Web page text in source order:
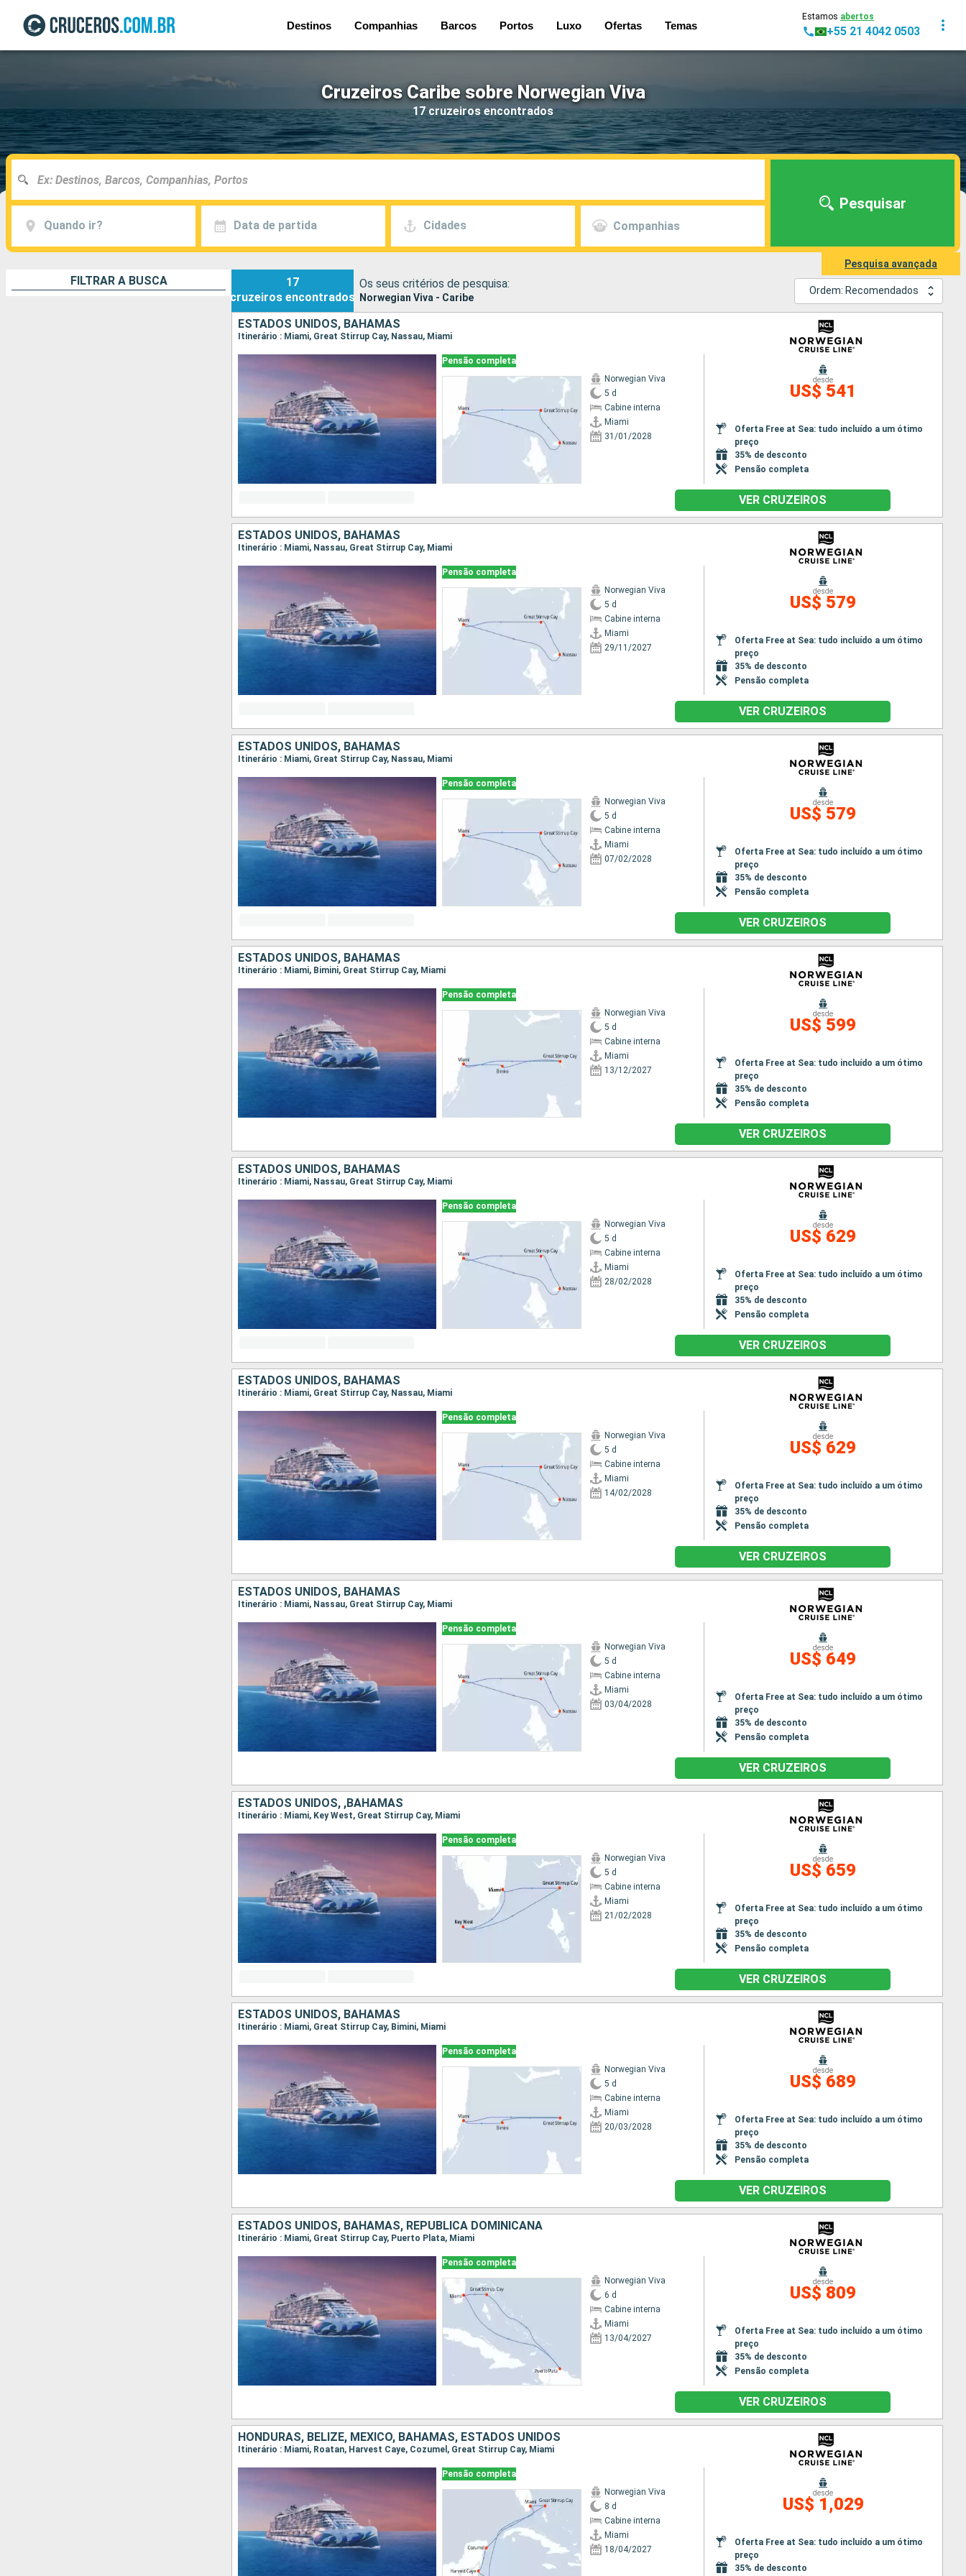
Destinos Companhias Barcos Portos Luxo Ofertas Temas
Estamos abertos
+55 21 4042 0503
Cruzeiros Caribe sobre Norwegian Viva
17 cruzeiros encontrados
Quando ir? Data de partida Cidades Companhias
Pesquisar
Pesquisa avançada
FILTRAR A BUSCA
17
cruzeiros encontrados
Os seus critérios de pesquisa:
Norwegian Viva - Caribe
Ordem: Recomendados
ESTADOS UNIDOS, BAHAMAS
Itinerário : Miami, Great Stirrup Cay, Nassau, Miami
Pensão completa
Norwegian Viva
5 d
Cabine interna
Miami
31/01/2028
desde
US$ 541
Oferta Free at Sea: tudo incluído a um ótimo
preço
35% de desconto
Pensão completa
VER CRUZEIROS
ESTADOS UNIDOS, BAHAMAS
Itinerário : Miami, Nassau, Great Stirrup Cay, Miami
Pensão completa
Norwegian Viva
5 d
Cabine interna
Miami
29/11/2027
desde
US$ 579
Oferta Free at Sea: tudo incluído a um ótimo
preço
35% de desconto
Pensão completa
VER CRUZEIROS
ESTADOS UNIDOS, BAHAMAS
Itinerário : Miami, Great Stirrup Cay, Nassau, Miami
Pensão completa
Norwegian Viva
5 d
Cabine interna
Miami
07/02/2028
desde
US$ 579
Oferta Free at Sea: tudo incluído a um ótimo
preço
35% de desconto
Pensão completa
VER CRUZEIROS
ESTADOS UNIDOS, BAHAMAS
Itinerário : Miami, Bimini, Great Stirrup Cay, Miami
Pensão completa
Norwegian Viva
5 d
Cabine interna
Miami
13/12/2027
desde
US$ 599
Oferta Free at Sea: tudo incluído a um ótimo
preço
35% de desconto
Pensão completa
VER CRUZEIROS
ESTADOS UNIDOS, BAHAMAS
Itinerário : Miami, Nassau, Great Stirrup Cay, Miami
Pensão completa
Norwegian Viva
5 d
Cabine interna
Miami
28/02/2028
desde
US$ 629
Oferta Free at Sea: tudo incluído a um ótimo
preço
35% de desconto
Pensão completa
VER CRUZEIROS
ESTADOS UNIDOS, BAHAMAS
Itinerário : Miami, Great Stirrup Cay, Nassau, Miami
Pensão completa
Norwegian Viva
5 d
Cabine interna
Miami
14/02/2028
desde
US$ 629
Oferta Free at Sea: tudo incluído a um ótimo
preço
35% de desconto
Pensão completa
VER CRUZEIROS
ESTADOS UNIDOS, BAHAMAS
Itinerário : Miami, Nassau, Great Stirrup Cay, Miami
Pensão completa
Norwegian Viva
5 d
Cabine interna
Miami
03/04/2028
desde
US$ 649
Oferta Free at Sea: tudo incluído a um ótimo
preço
35% de desconto
Pensão completa
VER CRUZEIROS
ESTADOS UNIDOS, ,BAHAMAS
Itinerário : Miami, Key West, Great Stirrup Cay, Miami
Pensão completa
Norwegian Viva
5 d
Cabine interna
Miami
21/02/2028
desde
US$ 659
Oferta Free at Sea: tudo incluído a um ótimo
preço
35% de desconto
Pensão completa
VER CRUZEIROS
ESTADOS UNIDOS, BAHAMAS
Itinerário : Miami, Great Stirrup Cay, Bimini, Miami
Pensão completa
Norwegian Viva
5 d
Cabine interna
Miami
20/03/2028
desde
US$ 689
Oferta Free at Sea: tudo incluído a um ótimo
preço
35% de desconto
Pensão completa
VER CRUZEIROS
ESTADOS UNIDOS, BAHAMAS, REPUBLICA DOMINICANA
Itinerário : Miami, Great Stirrup Cay, Puerto Plata, Miami
Pensão completa
Norwegian Viva
6 d
Cabine interna
Miami
13/04/2027
desde
US$ 809
Oferta Free at Sea: tudo incluído a um ótimo
preço
35% de desconto
Pensão completa
VER CRUZEIROS
HONDURAS, BELIZE, MÉXICO, BAHAMAS, ESTADOS UNIDOS
Itinerário : Miami, Roatan, Harvest Caye, Cozumel, Great Stirrup Cay, Miami
Pensão completa
Norwegian Viva
8 d
Cabine interna
Miami
18/04/2027
desde
US$ 1,029
Oferta Free at Sea: tudo incluído a um ótimo
preço
35% de desconto